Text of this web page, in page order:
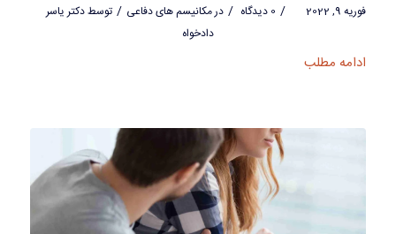
فوریه 9, 2022 / 0 دیدگاه / درمکانیسم های دفاعی / توسطدکتر یاسر
دادخواه
ادامه مطلب